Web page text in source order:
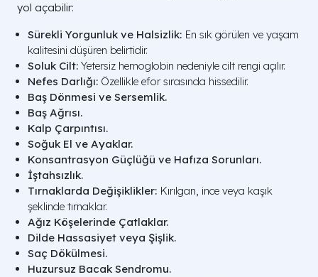
yol açabilir:
Sürekli Yorgunluk ve Halsizlik: En sık görülen ve yaşam
kalitesini düşüren belirtidir.
Soluk Cilt: Yetersiz hemoglobin nedeniyle cilt rengi açılır.
Nefes Darlığı: Özellikle efor sırasında hissedilir.
Baş Dönmesi ve Sersemlik.
Baş Ağrısı.
Kalp Çarpıntısı.
Soğuk El ve Ayaklar.
Konsantrasyon Güçlüğü ve Hafıza Sorunları.
İştahsızlık.
Tırnaklarda Değişiklikler: Kırılgan, ince veya kaşık
şeklinde tırnaklar.
Ağız Köşelerinde Çatlaklar.
Dilde Hassasiyet veya Şişlik.
Saç Dökülmesi.
Huzursuz Bacak Sendromu.